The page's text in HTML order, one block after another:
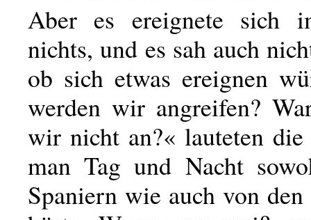
Aber es ereignete sich
nichts, und es sah auch
ob sich etwas ereignen
werden wir angreifen?
wir nicht an?« lauteten die
man Tag und Nacht
Spaniern wie auch von